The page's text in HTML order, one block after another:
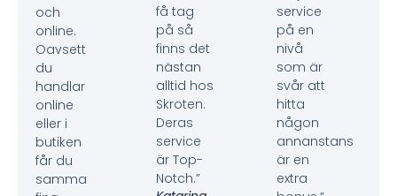
och
online.
Oavsett
du
handlar
online
eller i
butiken
får du
samma
få tag
på så
finns det
nästan
alltid hos
Skroten.
Deras
service
är Top-
Notch.”
service
på en
nivå
som är
svår att
hitta
någon
annanstans
är en
extra